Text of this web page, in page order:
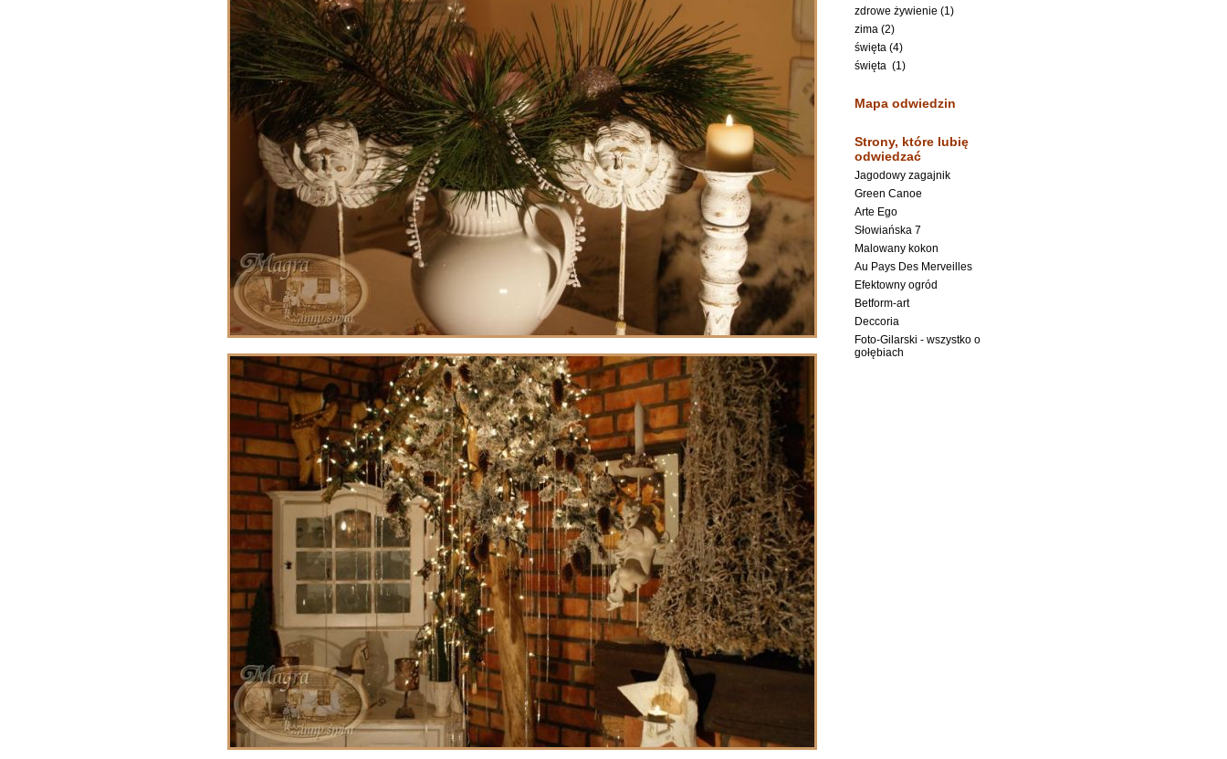
zdrowe żywienie (1)
zima (2)
święta (4)
święta (1)
Mapa odwiedzin
Strony, które lubię
odwiedzać
Jagodowy zagajnik
Green Canoe
Arte Ego
Słowiańska 7
Malowany kokon
Au Pays Des Merveilles
Efektowny ogród
Betform-art
Deccoria
Foto-Gilarski - wszystko o
gołębiach